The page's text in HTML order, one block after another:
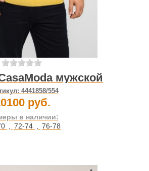
мужской
4441858/554
руб.
в наличии:
, 72-74 , 76-78